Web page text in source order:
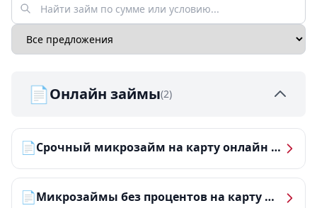
📄Онлайн займы(2)
📄 Срочный микрозайм на карту онлайн — получить деньги за 5 минут
📄 Микрозаймы без процентов на карту — ТОП-10 за 2026 год